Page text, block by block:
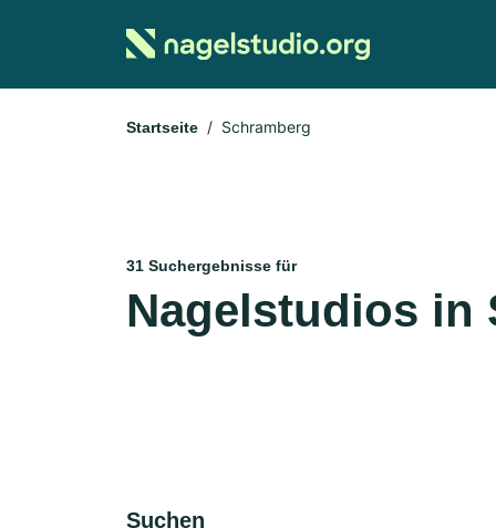
Startseite Schramberg
31 Suchergebnisse für
Nagelstudios in
Suchen